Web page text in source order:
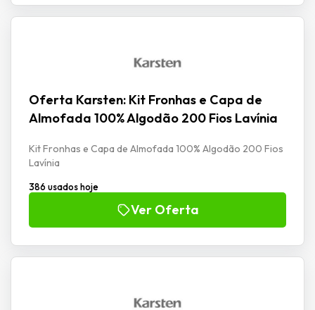
Oferta Karsten: Kit Fronhas e Capa de
Almofada 100% Algodão 200 Fios Lavínia
Kit Fronhas e Capa de Almofada 100% Algodão 200 Fios
Lavínia
386 usados hoje
Ver Oferta